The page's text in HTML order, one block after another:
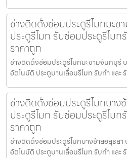
ช่างติดตั้งซ่อมประตูรีโมทมะ
ประตูรีโมท รับซ่อมประตูรีโม
ราคาถูก
ช่างติดตั้งซ่อมประตูรีโมทมะขามจันทบุรี
อัตโนมัติ ประตูบานเลื่อนรีโมท รับทำ และ
ช่างติดตั้งซ่อมประตูรีโมทบาง
ประตูรีโมท รับซ่อมประตูรีโม
ราคาถูก
ช่างติดตั้งซ่อมประตูรีโมทบางซ้ายอยุธยา
อัตโนมัติ ประตูบานเลื่อนรีโมท รับทำ และ